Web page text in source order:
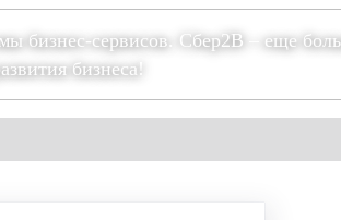
бизнес-сервисов. Сбер2В – еще
бизнеса!